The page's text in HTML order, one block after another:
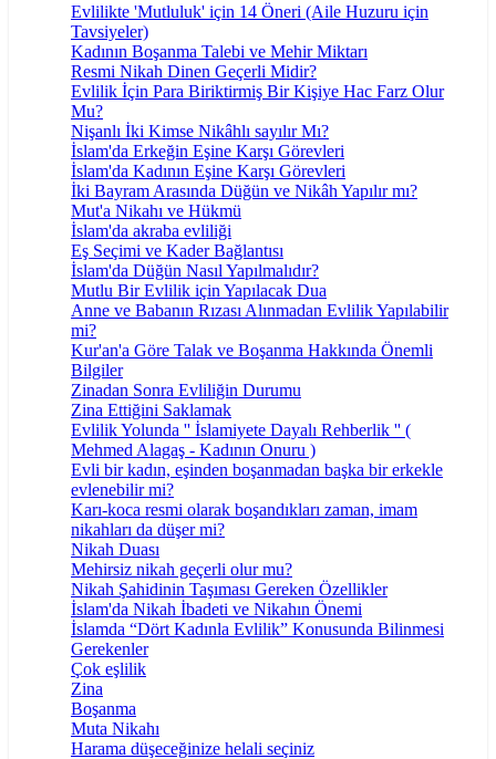
Evlilikte 'Mutluluk' için 14 Öneri (Aile Huzuru için
Tavsiyeler)
Kadının Boşanma Talebi ve Mehir Miktarı
Resmi Nikah Dinen Geçerli Midir?
Evlilik İçin Para Biriktirmiş Bir Kişiye Hac Farz Olur
Mu?
Nişanlı İki Kimse Nikâhlı sayılır Mı?
İslam'da Erkeğin Eşine Karşı Görevleri
İslam'da Kadının Eşine Karşı Görevleri
İki Bayram Arasında Düğün ve Nikâh Yapılır mı?
Mut'a Nikahı ve Hükmü
İslam'da akraba evliliği
Eş Seçimi ve Kader Bağlantısı
İslam'da Düğün Nasıl Yapılmalıdır?
Mutlu Bir Evlilik için Yapılacak Dua
Anne ve Babanın Rızası Alınmadan Evlilik Yapılabilir
mi?
Kur'an'a Göre Talak ve Boşanma Hakkında Önemli
Bilgiler
Zinadan Sonra Evliliğin Durumu
Zina Ettiğini Saklamak
Evlilik Yolunda '' İslamiyete Dayalı Rehberlik '' (
Mehmed Alagaş - Kadının Onuru )
Evli bir kadın, eşinden boşanmadan başka bir erkekle
evlenebilir mi?
Karı-koca resmi olarak boşandıkları zaman, imam
nikahları da düşer mi?
Nikah Duası
Mehirsiz nikah geçerli olur mu?
Nikah Şahidinin Taşıması Gereken Özellikler
İslam'da Nikah İbadeti ve Nikahın Önemi
İslamda “Dört Kadınla Evlilik” Konusunda Bilinmesi
Gerekenler
Çok eşlilik
Zina
Boşanma
Muta Nikahı
Harama düşeceğinize helali seçiniz